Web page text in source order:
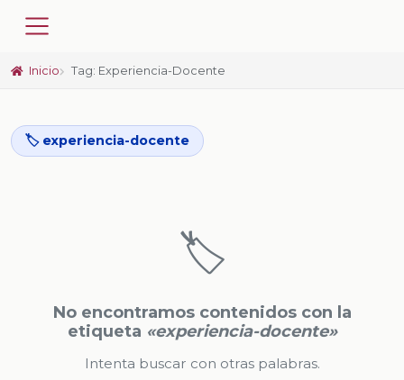
Inicio Tag: Experiencia-Docente
🏷️ experiencia-docente
🏷️
No encontramos contenidos con la
etiqueta «experiencia-docente»
Intenta buscar con otras palabras.